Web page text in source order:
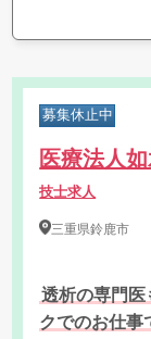
募集休止中
医療法人
技士求人
三重県鈴鹿市
透析の専門医
クでのお仕事